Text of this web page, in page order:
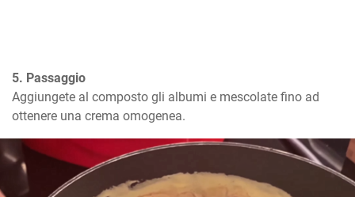
5. Passaggio
Aggiungete al composto gli albumi e mescolate fino ad
ottenere una crema omogenea.